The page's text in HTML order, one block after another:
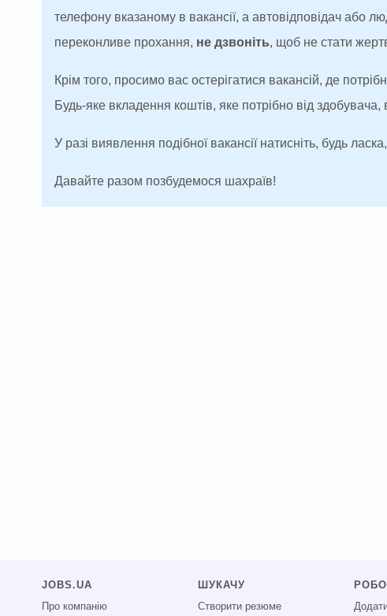
телефону вказаному в вакансії, а автовідповідач або
переконливе прохання, не дзвоніть, щоб не стати
Крім того, просимо вас остерігатися вакансій, де
Будь-яке вкладення коштів, яке потрібно від
У разі виявлення подібної вакансії натисніть, будь
Давайте разом позбудемося шахраїв!
JOBS.UA
Про компанію
ШУКАЧУ
Створити резюме